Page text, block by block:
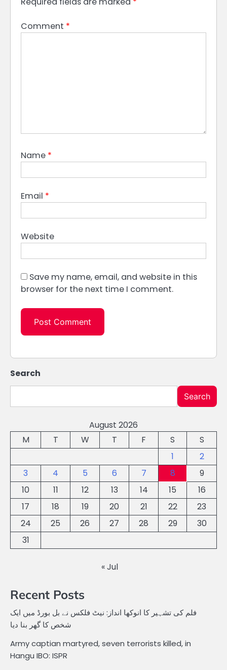
Comment *
Name *
Email *
Website
Save my name, email, and website in this
browser for the next time I comment.
Search
Search
August 2026
M
T W T F S
S
1
2
3
4 5 6 7 8
9
10
11 12 13 14 15
16
17
18 19 20 21 22
23
24
25 26 27 28 29
30
31
« Jul
Recent Posts
فلم کی تشہیر کا انوکھا انداز: نیٹ فلکس نے بل بورڈ میں ایک
شخص کا گھر بنا دیا
Army captian martyred, seven terrorists killed, in
Hangu IBO: ISPR